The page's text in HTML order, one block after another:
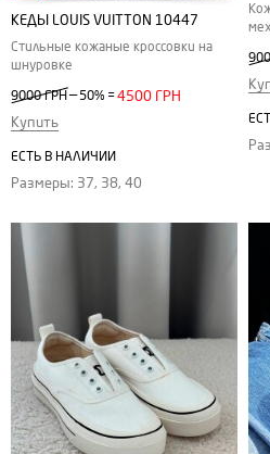
КЕДЫ LOUIS VUITTON 10447
Стильные кожаные кроссовки на
шнуровке
9000 ГРН— 50% =4500 ГРН
Купить
ЕСТЬ В НАЛИЧИИ
Размеры: 37, 38, 40